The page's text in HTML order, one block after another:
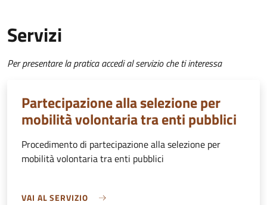
Servizi
Per presentare la pratica accedi al servizio che ti interessa
Partecipazione alla selezione per
mobilità volontaria tra enti pubblici
Procedimento di partecipazione alla selezione per
mobilità volontaria tra enti pubblici
VAI AL SERVIZIO